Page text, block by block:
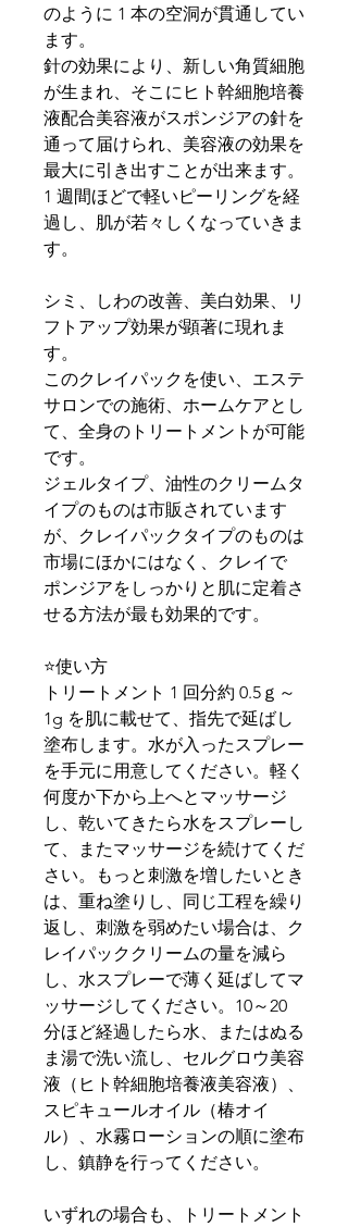
のように 1 本の空洞が貫通してい
ます。
針の効果により、新しい角質細胞
が生まれ、そこにヒト幹細胞培養
液配合美容液がスポンジアの針を
通って届けられ、美容液の効果を
最大に引き出すことが出来ます。
1 週間ほどで軽いピーリングを経
過し、肌が若々しくなっていきま
す。
シミ、しわの改善、美白効果、リ
フトアップ効果が顕著に現れま
す。
このクレイパックを使い、エステ
サロンでの施術、ホームケアとし
て、全身のトリートメントが可能
です。
ジェルタイプ、油性のクリームタ
イプのものは市販されています
が、クレイパックタイプのものは
市場にほかにはなく、クレイで
ポンジアをしっかりと肌に定着さ
せる方法が最も効果的です。
⭐️使い方
トリートメント 1 回分約 0.5ｇ～
1g を肌に載せて、指先で延ばし
塗布します。水が入ったスプレー
を手元に用意してください。軽く
何度か下から上へとマッサージ
し、乾いてきたら水をスプレーし
て、またマッサージを続けてくだ
さい。もっと刺激を増したいとき
は、重ね塗りし、同じ工程を繰り
返し、刺激を弱めたい場合は、ク
レイパッククリームの量を減ら
し、水スプレーで薄く延ばしてマ
ッサージしてください。10～20
分ほど経過したら水、またはぬる
ま湯で洗い流し、セルグロウ美容
液（ヒト幹細胞培養液美容液）、
スピキュールオイル（椿オイ
ル）、水霧ローションの順に塗布
し、鎮静を行ってください。
いずれの場合も、トリートメント